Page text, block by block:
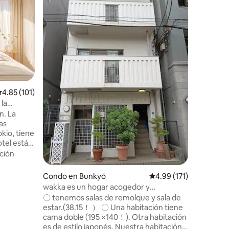
promedio: 4.85 de 5, 101 reseñas
4.85 (101)
a
tiene
está
la
Condo en Bunkyō Calificación promedio:
4.99 (171)
wakka es un hogar acogedor y
hospitalario
〇 tenemos salas de remolque y sala de
estar.(38.15！ ） 〇 Una habitación tiene
cama doble (195 ×140！). Otra habitación
es de estilo japonés. Nuestra habitación